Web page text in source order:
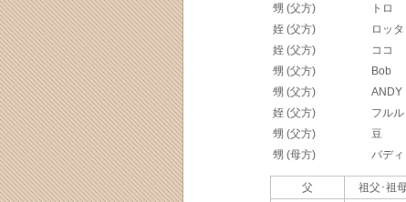
甥 (父方) トロ
姪 (父方) ロッタ
姪 (父方) ココ
甥 (父方) Bob
甥 (父方) ANDY
姪 (父方) フルル
甥 (父方) 豆
甥 (母方) バディ
父 祖父･祖